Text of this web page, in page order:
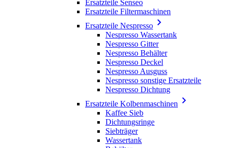
Ersatzteile Senseo
Ersatzteile Filtermaschinen
Ersatzteile Nespresso 
Nespresso Wassertank
Nespresso Gitter
Nespresso Behälter
Nespresso Deckel
Nespresso Ausguss
Nespresso sonstige Ersatzteile
Nespresso Dichtung
Ersatzteile Kolbenmaschinen 
Kaffee Sieb
Dichtungsringe
Siebträger
Wassertank